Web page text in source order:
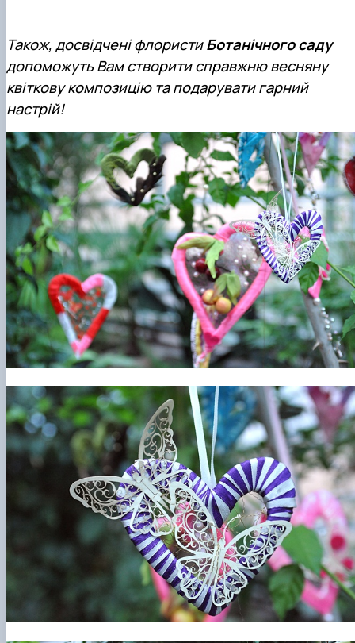
Також, досвідчені флористиБотанічного саду
допоможуть Вам створити справжню весняну
квіткову композицію та подарувати гарний
настрій!